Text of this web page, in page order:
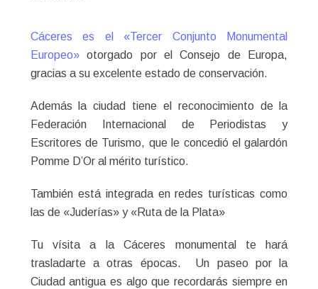
Cáceres es el «Tercer Conjunto Monumental
Europeo»otorgado por el Consejo de Europa,
gracias a su excelente estado de conservación.
Además la ciudad tiene el reconocimiento de la
Federación Internacional de Periodistas y
Escritores de Turismo, que le concedió el galardón
Pomme D’Or al mérito turístico.
También está integrada en redes turísticas como
las de «Juderías» y «Ruta de la Plata»
Tu vísita a la Cáceres monumental te hará
trasladarte a otras épocas. Un paseo por la
Ciudad antigua es algo que recordarás siempre en